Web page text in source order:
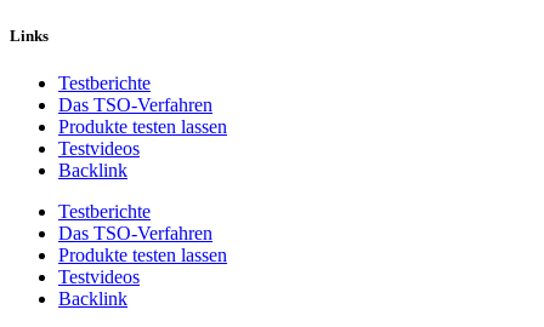
Links
Testberichte
Das TSO-Verfahren
Produkte testen lassen
Testvideos
Backlink
Testberichte
Das TSO-Verfahren
Produkte testen lassen
Testvideos
Backlink